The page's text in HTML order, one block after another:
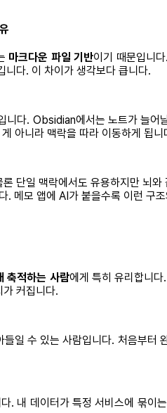
마크다운 파일 기반이기 때문입니
니다. 이 차이가 생각보다 큽니다.
니다. Obsidian에서는 노트가 늘어
아니라 맥락을 따라 이동하게 됩니
단일 맥락에서도 유용하지만 뇌
. 메모 앱에 AI가 붙을수록 이런 구
축적하는 사람에게 특히 유리합니
커집니다.
일 수 있는 사람입니다. 처음부터
. 내 데이터가 특정 서비스에 묶